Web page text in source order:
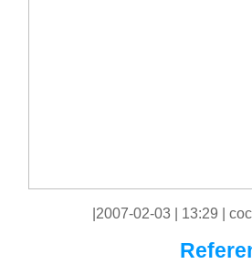
|2007-02-03 | 13:29 |